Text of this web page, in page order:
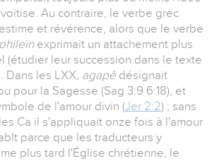
Au contraire, le verbe grec
et révérence, alors que le verbe
phileïnexprimait un attachement plus
(étudier leur succession dans le texte
Dans les LXX, agapê désignait
pour la Sagesse (Sag 3:9 6:18), et
de l'amour divin (Jer 2:2) ; sans
Ca il s'appliquait onze fois à l'amour
parce que les traducteurs y
plus tard l'Église chrétienne, le